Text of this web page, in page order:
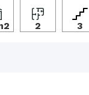
2 3